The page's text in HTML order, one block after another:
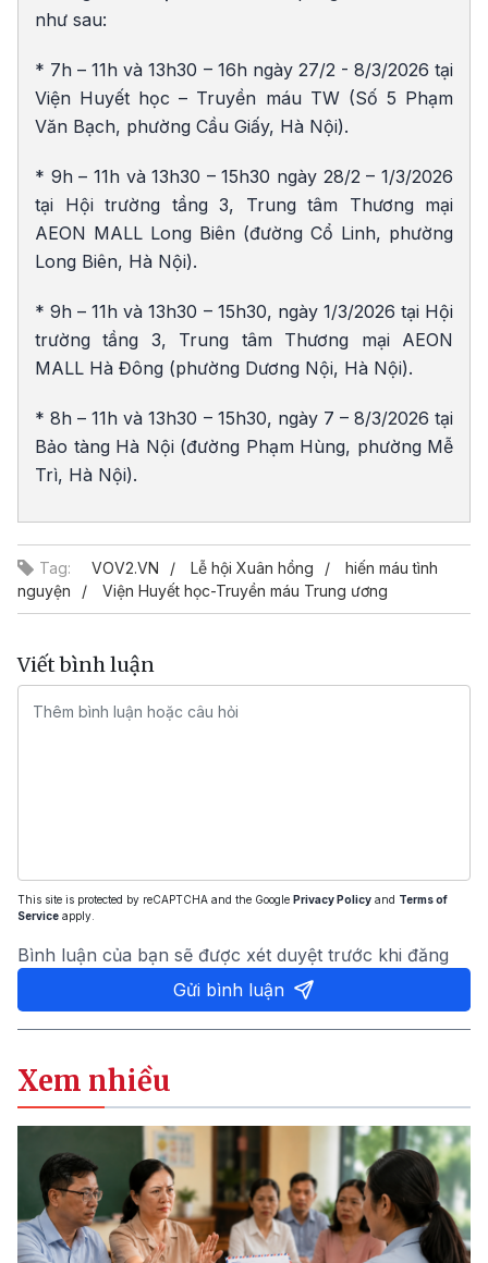
như sau:
* 7h – 11h và 13h30 – 16h ngày 27/2 - 8/3/2026 tại
Viện Huyết học – Truyền máu TW (Số 5 Phạm
Văn Bạch, phường Cầu Giấy, Hà Nội).
* 9h – 11h và 13h30 – 15h30 ngày 28/2 – 1/3/2026
tại Hội trường tầng 3, Trung tâm Thương mại
AEON MALL Long Biên (đường Cổ Linh, phường
Long Biên, Hà Nội).
* 9h – 11h và 13h30 – 15h30, ngày 1/3/2026 tại Hội
trường tầng 3, Trung tâm Thương mại AEON
MALL Hà Đông (phường Dương Nội, Hà Nội).
* 8h – 11h và 13h30 – 15h30, ngày 7 – 8/3/2026 tại
Bảo tàng Hà Nội (đường Phạm Hùng, phường Mễ
Trì, Hà Nội).
Tag: VOV2.VN Lễ hội Xuân hồng
hiến máu tình
nguyện
Viện Huyết học-Truyền máu Trung ương
Viết bình luận
This site is protected by reCAPTCHA and the Google Privacy Policy and Terms of
Service apply.
Bình luận của bạn sẽ được xét duyệt trước khi đăng
Gửi bình luận
Xem nhiều